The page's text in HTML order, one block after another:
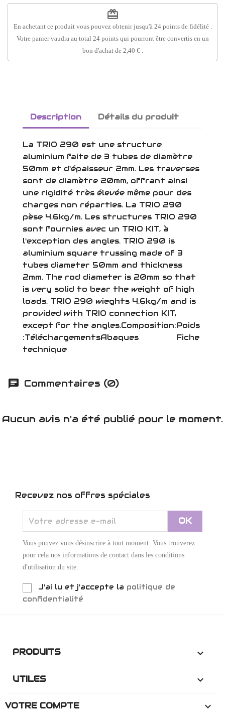
redeem
En achetant ce produit vous pouvez obtenir jusqu'à 24points de fidélité.
Votre panier vaudra au total 24pointsqui pourront être convertis en un
bon d'achat de 2,40 €.
Description Détails du produit
La TRIO 290 est une structure
aluminium faite de 3 tubes de diamètre
50mm et d'épaisseur 2mm. Les traverses
sont de diamètre 20mm, offrant ainsi
une rigidité très élevée même pour des
charges non réparties. La TRIO 290
pèse 4.6kg/m. Les structures TRIO 290
sont fournies avec un TRIO KIT, à
l'exception des angles. TRIO 290 is
aluminium square trussing made of 3
tubes diameter 50mm and thickness
2mm. The rod diameter is 20mm so that
is very solid to bear the weight of high
loads. TRIO 290 wieghts 4.6kg/m and is
provided with TRIO connection KIT,
except for the angles.Composition:Poids
:TéléchargementsAbaques Fiche
technique
Commentaires (0)
Aucun avis n'a été publié pour le moment.
Recevez nos offres spéciales
Vous pouvez vous désinscrire à tout moment. Vous trouverez
pour cela nos informations de contact dans les conditions
d'utilisation du site.
J'ai lu et j'accepte la politique de
confidentialité
PRODUITS 
UTILES 
VOTRE COMPTE 